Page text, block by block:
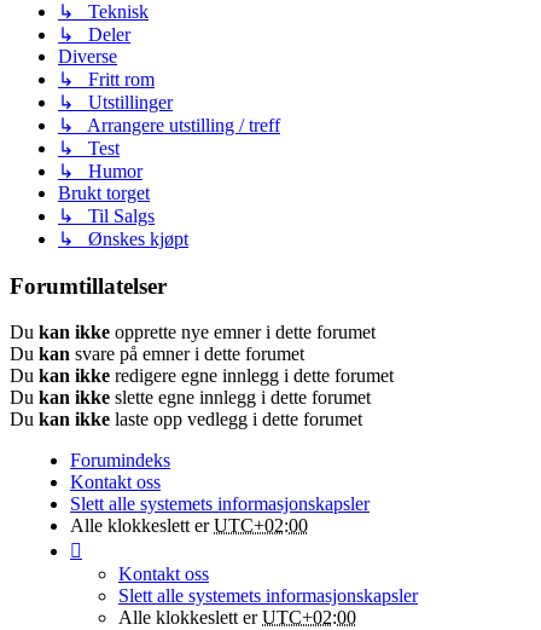
↳ Teknisk
↳ Deler
Diverse
↳ Fritt rom
↳ Utstillinger
↳ Arrangere utstilling / treff
↳ Test
↳ Humor
Brukt torget
↳ Til Salgs
↳ Ønskes kjøpt
Forumtillatelser
Du kan ikke opprette nye emner i dette forumet
Du kan svare på emner i dette forumet
Du kan ikke redigere egne innlegg i dette forumet
Du kan ikke slette egne innlegg i dette forumet
Du kan ikke laste opp vedlegg i dette forumet
Forumindeks
Kontakt oss
Slett alle systemets informasjonskapsler
Alle klokkeslett erUTC+02:00
Kontakt oss
Slett alle systemets informasjonskapsler
Alle klokkeslett erUTC+02:00